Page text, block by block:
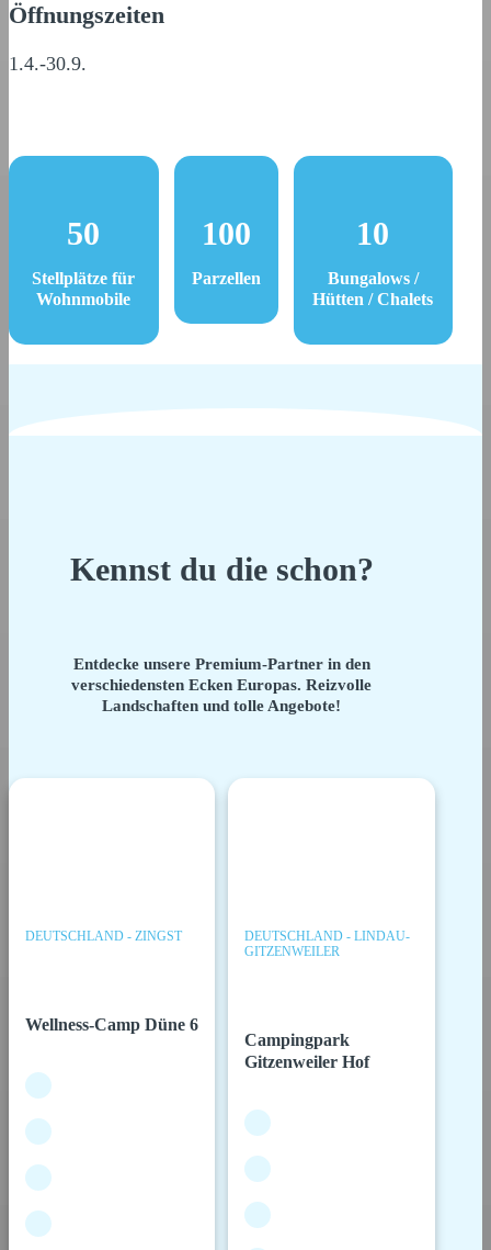
Öffnungszeiten
1.4.-30.9.
50
Stellplätze für
Wohnmobile
100
Parzellen
10
Bungalows /
Hütten / Chalets
Kennst du die schon?
Entdecke unsere Premium-Partner in den
verschiedensten Ecken Europas. Reizvolle
Landschaften und tolle Angebote!
DEUTSCHLAND - ZINGST
Wellness-Camp Düne 6
DEUTSCHLAND - LINDAU-
GITZENWEILER
Campingpark
Gitzenweiler Hof